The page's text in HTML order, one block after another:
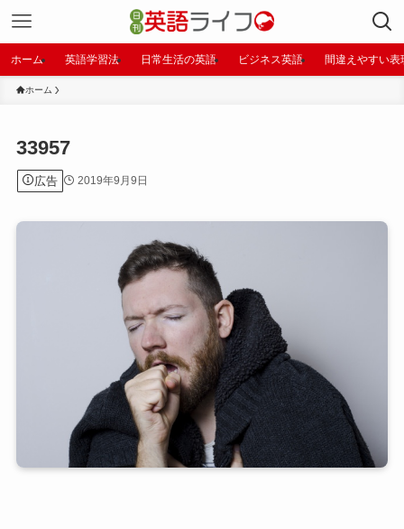
ホーム 英語学習法 日常生活の英語 ビジネス英語 間違えやすい表
ホーム
33957
広告 2019年9月9日